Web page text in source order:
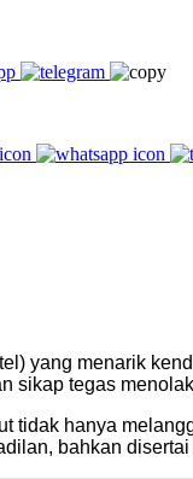
yang menarik
sikap tegas
tidak hanya
bahkan